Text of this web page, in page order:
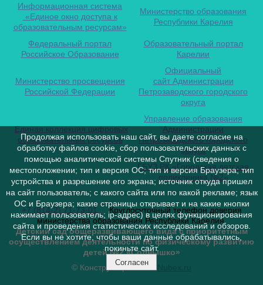
Информационная система
«Единое окно доступа к
образовательным ресурсам»
Министерство образования
Республики Карелия
Федеральный портал
Российское Образование
Образовательный портал
Карелии
Министерство просвещения
Российской Федерации
Официальный
сайт Администрации
Петрозаводского городского
округа
Единая коллекция цифровых
образовательных ресурсов
Управление образования
Администрации
Петрозаводского городского
округа
ГБУЗ РК «Городская детская
поликлиника №2»
+7 (814-2) 71-73-01
Круглосуточный телефон доверия
министерства образования Республики Карелия
Детский сад общеразвивающего вида с приоритетным
осуществлением деятельности по физическому развитию
детей №2 «Солнышко»
© Конструктор сайтов
Продолжая использовать наш сайт, вы даете согласие на
обработку файлов cookie, сбор пользовательских данных с
помощью аналитической системы Спутник (сведения о
местоположении; тип и версия ОС; тип и версия Браузера; тип
устройства и разрешение его экрана; источник откуда пришел
на сайт пользователь; с какого сайта или по какой рекламе; язык
ОС и Браузера; какие страницы открывает и на какие кнопки
нажимает пользователь; ip-адрес) в целях функционирования
сайта и проведения статистических исследований и обзоров.
Если вы не хотите, чтобы ваши данные обрабатывались,
покиньте сайт.
Согласен